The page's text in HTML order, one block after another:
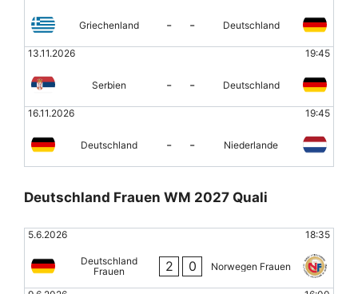
Griechenland - - Deutschland
13.11.2026 19:45
Serbien - - Deutschland
16.11.2026 19:45
Deutschland - - Niederlande
Deutschland Frauen WM 2027 Quali
5.6.2026 18:35
Deutschland
Frauen
2 0 Norwegen Frauen